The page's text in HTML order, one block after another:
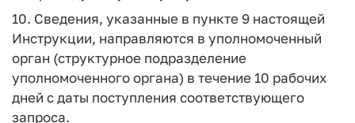
10. Сведения, указанные в пункте 9 настоящей
Инструкции, направляются в уполномоченный
орган (структурное подразделение
уполномоченного органа) в течение 10 рабочих
дней с даты поступления соответствующего
запроса.